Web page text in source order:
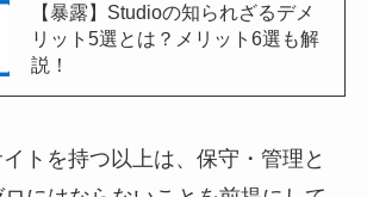
【暴露】Studioの知られざるデメ
リット5選とは？メリット6選も解
説！
トを持つ以上は、保守・管理と